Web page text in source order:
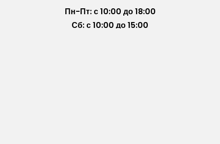
Пн-Пт: с 10:00 до 18:00
Сб: с 10:00 до 15:00